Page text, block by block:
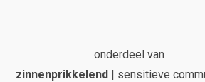
onderdeel van
zinnenprikkelend | sensitieve